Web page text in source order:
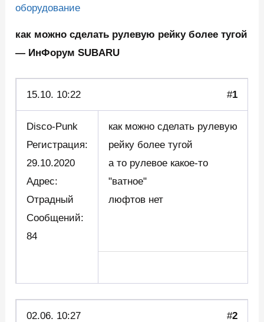
оборудование
как можно сделать рулевую рейку более тугой
— ИнФорум SUBARU
15.10. 10:22 #1
Disco-Punk
Регистрация:
29.10.2020
Адрес:
Отрадный
Сообщений:
84
как можно сделать рулевую
рейку более тугой
а то рулевое какое-то
"ватное"
люфтов нет
02.06. 10:27 #2